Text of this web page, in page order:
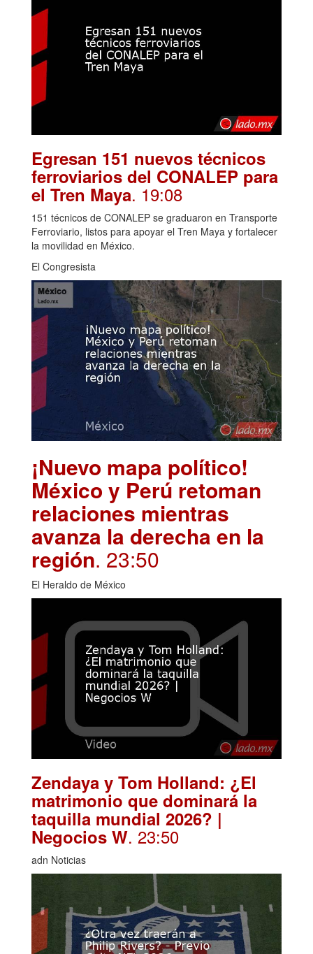
Egresan 151 nuevos técnicos
ferroviarios del CONALEP para
el Tren Maya. 19:08
151 técnicos de CONALEP se graduaron en Transporte
Ferroviario, listos para apoyar el Tren Maya y fortalecer
la movilidad en México.
El Congresista
¡Nuevo mapa político!
México y Perú retoman
relaciones mientras
avanza la derecha en la
región. 23:50
El Heraldo de México
Zendaya y Tom Holland: ¿El
matrimonio que dominará la
taquilla mundial 2026? |
Negocios W. 23:50
adn Noticias